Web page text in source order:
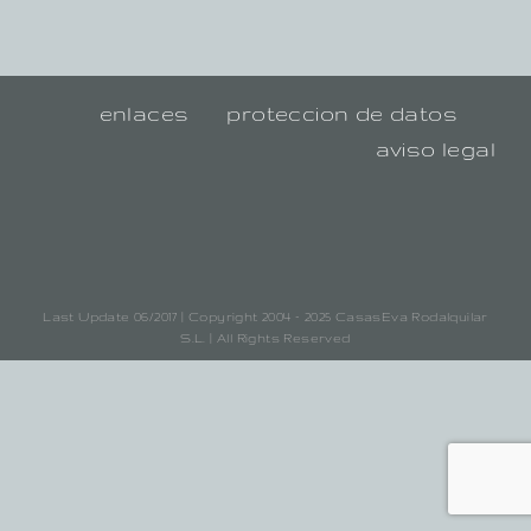
enlaces
proteccion de datos
aviso legal
Last Update 06/2017 | Copyright 2004 - 2025 CasasEva Rodalquilar
S.L. | All Rights Reserved